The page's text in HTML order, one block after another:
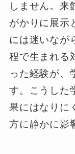
しません。来
がかりに展示
には迷いなが
程で生まれる
った経験が、
す。こうした
果にはなりに
方に静かに影